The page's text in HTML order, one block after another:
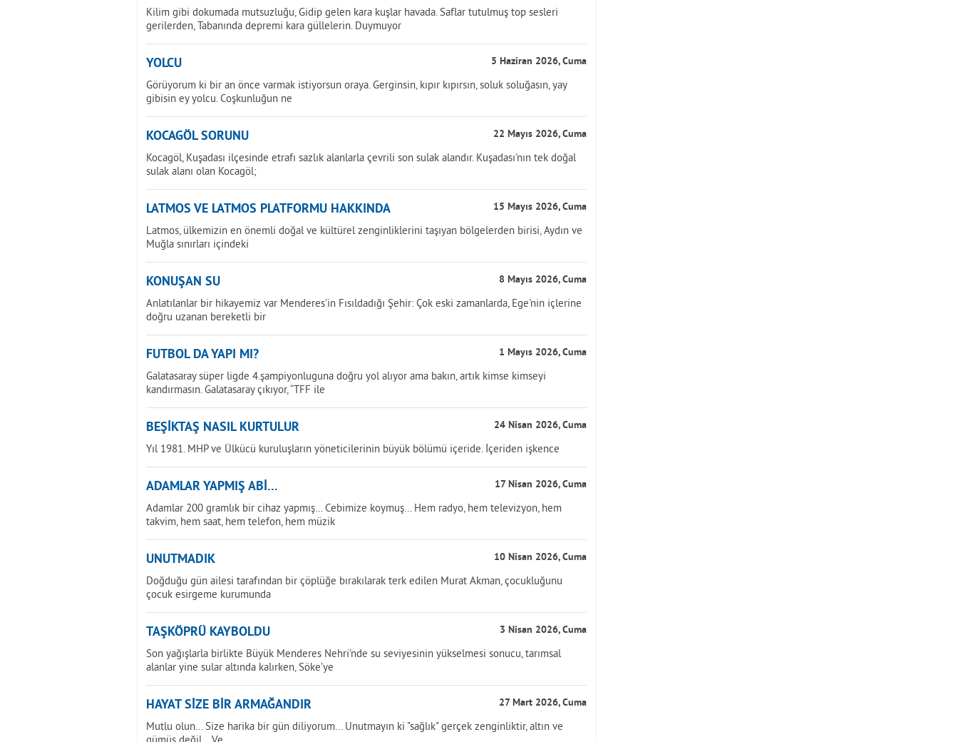
Kilim gibi dokumada mutsuzluğu, Gidip gelen kara kuşlar havada. Saflar tutulmuş top sesleri
gerilerden, Tabanında depremi kara güllelerin. Duymuyor
YOLCU 5 Haziran 2026, Cuma
Görüyorum ki bir an önce varmak istiyorsun oraya. Gerginsin, kıpır kıpırsın, soluk soluğasın, yay
gibisin ey yolcu. Coşkunluğun ne
KOCAGÖL SORUNU 22 Mayıs 2026, Cuma
Kocagöl, Kuşadası ilçesinde etrafı sazlık alanlarla çevrili son sulak alandır. Kuşadası'nın tek doğal
sulak alanı olan Kocagöl;
LATMOS VE LATMOS PLATFORMU HAKKINDA 15 Mayıs 2026, Cuma
Latmos, ülkemizin en önemli doğal ve kültürel zenginliklerini taşıyan bölgelerden birisi, Aydın ve
Muğla sınırları içindeki
KONUŞAN SU 8 Mayıs 2026, Cuma
Anlatılanlar bir hikayemiz var Menderes'in Fısıldadığı Şehir: Çok eski zamanlarda, Ege'nin içlerine
doğru uzanan bereketli bir
FUTBOL DA YAPI MI? 1 Mayıs 2026, Cuma
Galatasaray süper ligde 4.şampiyonluguna doğru yol alıyor ama bakın, artık kimse kimseyi
kandırmasın. Galatasaray çıkıyor, “TFF ile
BEŞİKTAŞ NASIL KURTULUR 24 Nisan 2026, Cuma
Yıl 1981. MHP ve Ülkücü kuruluşların yöneticilerinin büyük bölümü içeride. İçeriden işkence
ADAMLAR YAPMIŞ ABİ… 17 Nisan 2026, Cuma
Adamlar 200 gramlık bir cihaz yapmış… Cebimize koymuş… Hem radyo, hem televizyon, hem
takvim, hem saat, hem telefon, hem müzik
UNUTMADIK 10 Nisan 2026, Cuma
Doğduğu gün ailesi tarafından bir çöplüğe bırakılarak terk edilen Murat Akman, çocukluğunu
çocuk esirgeme kurumunda
TAŞKÖPRÜ KAYBOLDU 3 Nisan 2026, Cuma
Son yağışlarla birlikte Büyük Menderes Nehri’nde su seviyesinin yükselmesi sonucu, tarımsal
alanlar yine sular altında kalırken, Söke’ye
HAYAT SİZE BİR ARMAĞANDIR 27 Mart 2026, Cuma
Mutlu olun... Size harika bir gün diliyorum... Unutmayın ki "sağlık" gerçek zenginliktir, altın ve